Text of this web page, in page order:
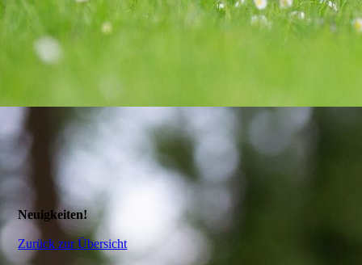
Neuigkeiten!
Zurück zur Übersicht